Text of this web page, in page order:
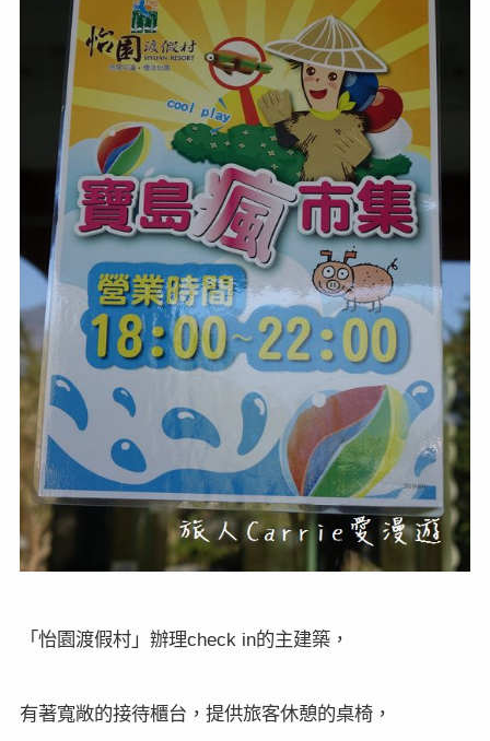
「怡園渡假村」辦理check in的主建築，
有著寬敞的接待櫃台，提供旅客休憩的桌椅，